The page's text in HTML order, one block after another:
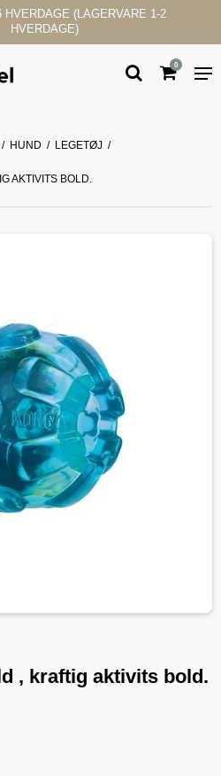
(LAGERVARE 1-2
0
/ HUND / LEGETØJ /
AKTIVITS BOLD.
, kraftig aktivits bold.